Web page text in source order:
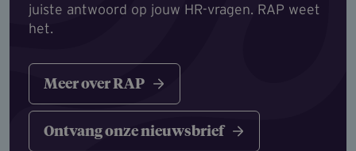
juiste antwoord op jouw HR-vragen. RAP weet
het.
Meer over RAP
Ontvang onze nieuwsbrief